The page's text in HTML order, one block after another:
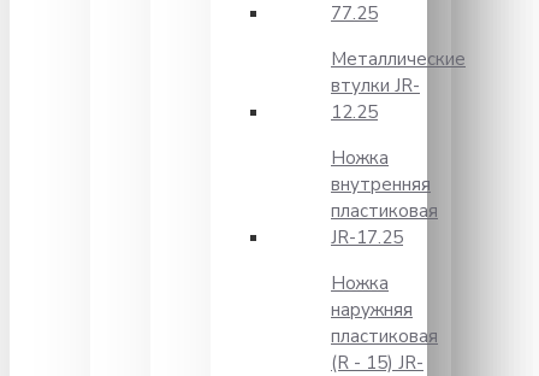
77.25
Металлические
втулки JR-
12.25
Ножка
внутренняя
пластиковая
JR-17.25
Ножка
наружняя
пластиковая
(R - 15) JR-